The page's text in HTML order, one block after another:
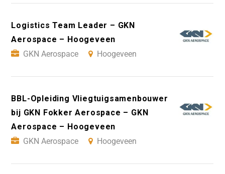
Logistics Team Leader – GKN
Aerospace – Hoogeveen
GKN Aerospace
Hoogeveen
BBL-Opleiding Vliegtuigsamenbouwer
bij GKN Fokker Aerospace – GKN
Aerospace – Hoogeveen
GKN Aerospace
Hoogeveen